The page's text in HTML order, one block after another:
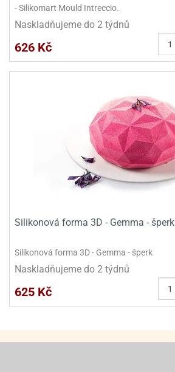
- Silikomart Mould Intreccio.
Naskladňujeme do 2 týdnů
626 Kč
Silikonová forma 3D - Gemma - šperk
Silikonová forma 3D - Gemma - šperk
Naskladňujeme do 2 týdnů
625 Kč